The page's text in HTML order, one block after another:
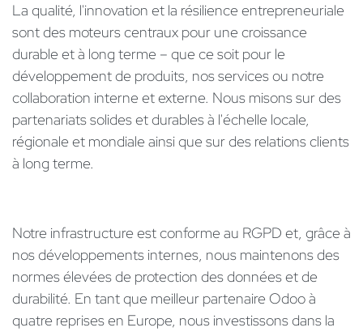
La qualité, l'innovation et la résilience entrepreneuriale
sont des moteurs centraux pour une croissance
durable et à long terme – que ce soit pour le
développement de produits, nos services ou notre
collaboration interne et externe. Nous misons sur des
partenariats solides et durables à l'échelle locale,
régionale et mondiale ainsi que sur des relations clients
à long terme.
Notre infrastructure est conforme au RGPD et, grâce à
nos développements internes, nous maintenons des
normes élevées de protection des données et de
durabilité. En tant que meilleur partenaire Odoo à
quatre reprises en Europe, nous investissons dans la